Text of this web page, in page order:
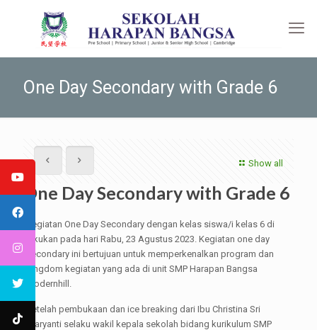
One Day Secondary with Grade 6
Show all
One Day Secondary with Grade 6
Kegiatan One Day Secondary dengan kelas siswa/i kelas 6 di
lakukan pada hari Rabu, 23 Agustus 2023. Kegiatan one day
secondary ini bertujuan untuk memperkenalkan program dan
kingdom kegiatan yang ada di unit SMP Harapan Bangsa
Modernhill.
Setelah pembukaan dan ice breaking dari Ibu Christina Sri
Waryanti selaku wakil kepala sekolah bidang kurikulum SMP